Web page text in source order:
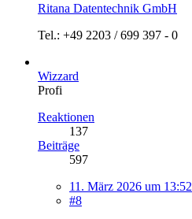
Ritana Datentechnik GmbH
Tel.: +49 2203 / 699 397 - 0
Wizzard
Profi
Reaktionen
137
Beiträge
597
11. März 2026 um 13:52
#8